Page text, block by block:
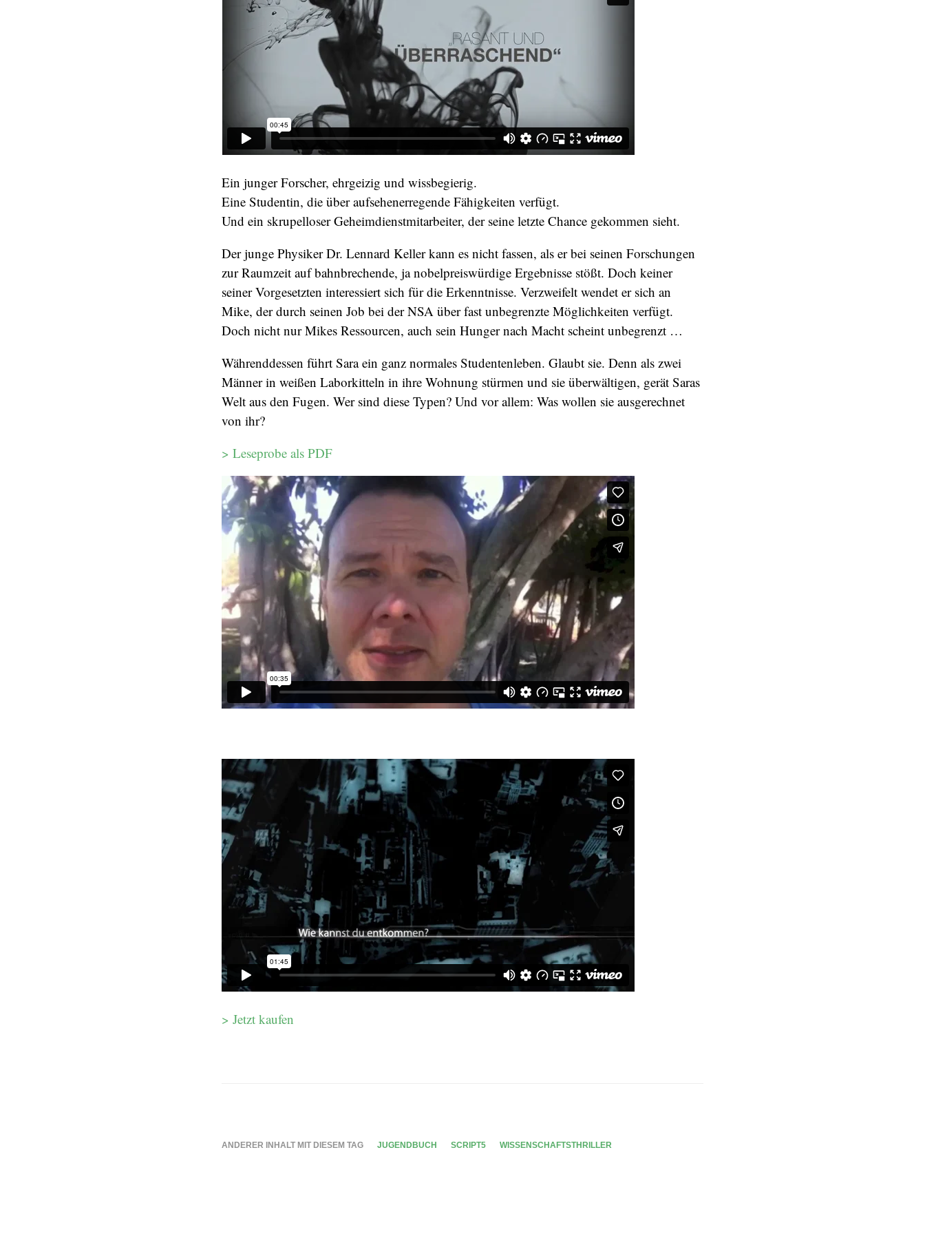
Ein junger Forscher, ehrgeizig und wissbegierig.
Eine Studentin, die über aufsehenerregende Fähigkeiten verfügt.
Und ein skrupelloser Geheimdienstmitarbeiter, der seine letzte Chance gekommen sieht.
Der junge Physiker Dr. Lennard Keller kann es nicht fassen, als er bei seinen Forschungen
zur Raumzeit auf bahnbrechende, ja nobelpreiswürdige Ergebnisse stößt. Doch keiner
seiner Vorgesetzten interessiert sich für die Erkenntnisse. Verzweifelt wendet er sich an
Mike, der durch seinen Job bei der NSA über fast unbegrenzte Möglichkeiten verfügt.
Doch nicht nur Mikes Ressourcen, auch sein Hunger nach Macht scheint unbegrenzt …
Währenddessen führt Sara ein ganz normales Studentenleben. Glaubt sie. Denn als zwei
Männer in weißen Laborkitteln in ihre Wohnung stürmen und sie überwältigen, gerät Saras
Welt aus den Fugen. Wer sind diese Typen? Und vor allem: Was wollen sie ausgerechnet
von ihr?
> Leseprobe als PDF
> Jetzt kaufen
ANDERER INHALT MIT DIESEM TAG JUGENDBUCH SCRIPT5 WISSENSCHAFTSTHRILLER